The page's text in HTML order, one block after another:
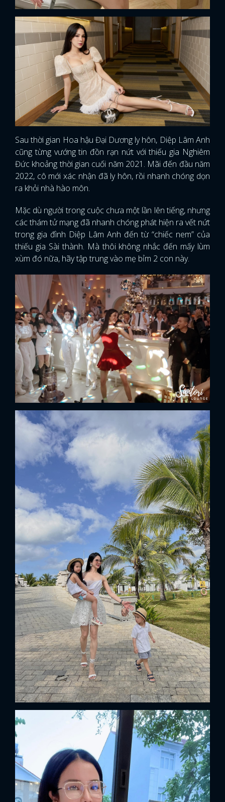
x
ĐĂNG NHẬP
Sau thời gian Hoa hậu Đại Dương ly hôn, Diệp Lâm Anh
cũng từng vướng tin đồn rạn nứt với thiếu gia Nghiêm
Đức khoảng thời gian cuối năm 2021. Mãi đến đầu năm
2022, cô mới xác nhận đã ly hôn, rồi nhanh chóng dọn
ra khỏi nhà hào môn.
Mặc dù người trong cuộc chưa một lần lên tiếng, nhưng
các thám tử mạng đã nhanh chóng phát hiện ra vết nứt
trong gia đình Diệp Lâm Anh đến từ “chiếc nem” của
thiếu gia Sài thành. Mà thôi không nhắc đến mấy lùm
xùm đó nữa, hãy tập trung vào mẹ bỉm 2 con này.